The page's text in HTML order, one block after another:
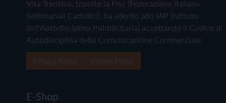
Vita Trentina, tramite la Fisc (Federazione Italiana
Settimanali Cattolici), ha aderito allo IAP (Istituto
dell'Autodisciplina Pubblicitaria) accettando il Codice di
Autodisciplina della Comunicazione Commerciale
E-Shop